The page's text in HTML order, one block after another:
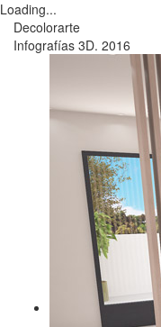
Loading...
Decolorarte
Infografías 3D. 2016